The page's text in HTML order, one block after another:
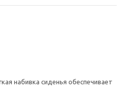
набивка сиденья обеспечивает